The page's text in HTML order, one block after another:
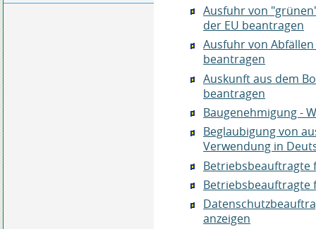
Ausfuhr von
der EU beantragen
Ausfuhr von
beantragen
Auskunft aus dem
beantragen
Baugenehmigung -
Beglaubigung von
Verwendung in
Betriebsbeauftragte
Betriebsbeauftragte
anzeigen